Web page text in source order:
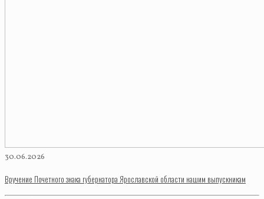
30.06.2026
Вручение Почетного знака губернатора Ярославской области нашим выпускникам